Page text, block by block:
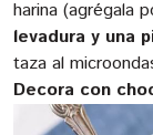
harina (agrégala
levadura y una
taza al
Decora con